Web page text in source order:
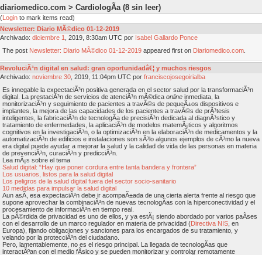
diariomedico.com > CardiologÃ­a (8 sin leer)
(Login to mark items read)
Newsletter: Diario MÃ©dico 01-12-2019
Archivado: diciembre 1 , 2019, 8:30am UTC por Isabel Gallardo Ponce
The post Newsletter: Diario MÃ©dico 01-12-2019 appeared first on Diariomedico.com
RevoluciÃ³n digital en salud: gran oportunidadâ€¦ y muchos riesgos
Archivado: noviembre 30 , 2019, 11:04pm UTC por franciscojosegoirialba
Es innegable la expectaciÃ³n positiva generada en el sector salud por la transformaciÃ³n
digital. La prestaciÃ³n de servicios de atenciÃ³n mÃ©dica online inmediata, la
monitorizaciÃ³n y seguimiento de pacientes a travÃ©s de pequeÃ±os dispositivos e
implantes, la mejora de las capacidades de los pacientes a travÃ©s de prÃ³tesis
inteligentes, la fabricaciÃ³n de tecnologÃ­a de precisiÃ³n dedicada al diagnÃ³stico y
tratamiento de enfermedades, la aplicaciÃ³n de modelos matemÃ¡ticos y algoritmos
cognitivos en la investigaciÃ³n, o la optimizaciÃ³n en la elaboraciÃ³n de medicamentos y la
automatizaciÃ³n de edificios e instalaciones son sÃ³lo algunos ejemplos de cÃ³mo la nueva
era digital puede ayudar a mejorar la salud y la calidad de vida de las personas en materia
de prevenciÃ³n, curaciÃ³n y predicciÃ³n.
Lea mÃ¡s sobre el tema
Salud digital: “Hay que poner cordura entre tanta bandera y frontera”
Los usuarios, listos para la salud digital
Los peligros de la salud digital fuera del sector socio-sanitario
10 medidas para impulsar la salud digital
Aun asÃ­, esa expectaciÃ³n debe ir acompaÃ±ada de una cierta alerta frente al riesgo que
supone aprovechar la combinaciÃ³n de nuevas tecnologÃ­as con la hiperconectividad y el
procesamiento de informaciÃ³n en tiempo real.
La pÃ©rdida de privacidad es uno de ellos, y ya estÃ¡ siendo abordado por varios paÃ­ses
con el desarrollo de un marco regulador en materia de privacidad (Directiva NIS , en
Europa), fijando obligaciones y sanciones para los encargados de su tratamiento, y
velando por la protecciÃ³n del ciudadano.
Pero, lamentablemente, no es el riesgo principal. La llegada de tecnologÃ­as que
interactÃºan con el medio fÃ­sico y se pueden monitorizar y controlar remotamente